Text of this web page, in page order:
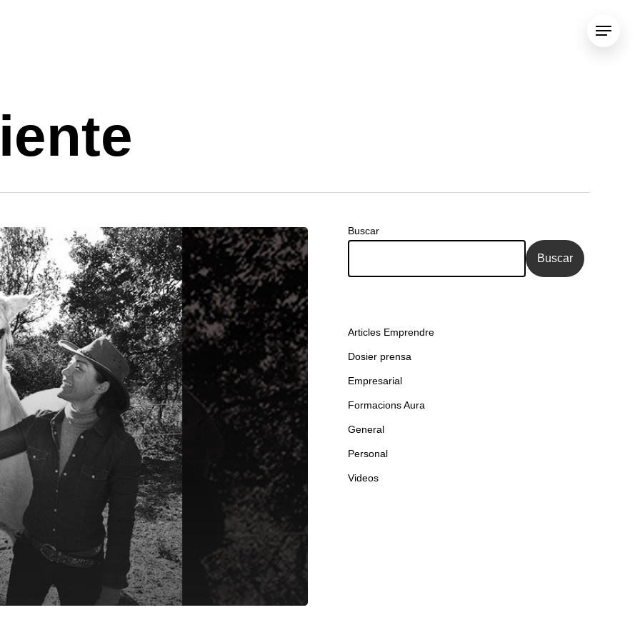
Menu
Buscar
Buscar
Articles Emprendre
Dosier prensa
Empresarial
Formacions Aura
General
Personal
Videos